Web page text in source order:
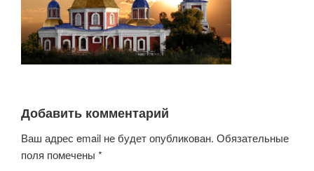
Добавить комментарий
Ваш адрес email не будет опубликован. Обязательные
поля помечены *